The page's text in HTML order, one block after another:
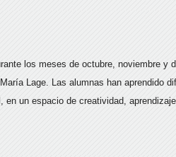
los meses de octubre, noviembre y
Lage. Las alumnas han aprendido
en un espacio de creatividad,